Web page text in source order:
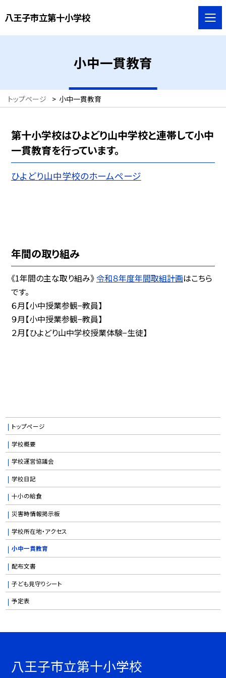
八王子市立第十小学校
小中一貫教育
トップページ > 小中一貫教育
第十小学校はひよどり山中学校と連帯して小中
一貫教育を行っています。
ひよどり山中学校のホームページ
年間の取り組み
《1年間の主な取り組み》令和８年度年間取組計画はこちら
です。
６月【小中授業参観−教員】
９月【小中授業参観−教員】
２月【ひよどり山中学校授業体験−生徒】
トップページ
学校概要
学校運営協議会
学校日記
十小の給食
災害時情報掲示板
学校所在地・アクセス
小中一貫教育
配布文書
子ども見守りシート
予定表
八王子市立第十小学校